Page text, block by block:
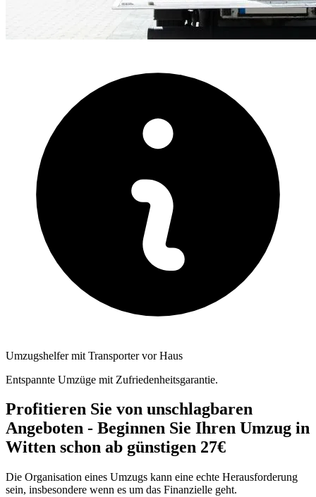
Umzugshelfer mit Transporter vor Haus
Entspannte Umzüge mit Zufriedenheitsgarantie.
Profitieren Sie von unschlagbaren
Angeboten - Beginnen Sie Ihren Umzug in
Witten schon ab günstigen 27€
Die Organisation eines Umzugs kann eine echte Herausforderung
sein, insbesondere wenn es um das Finanzielle geht.